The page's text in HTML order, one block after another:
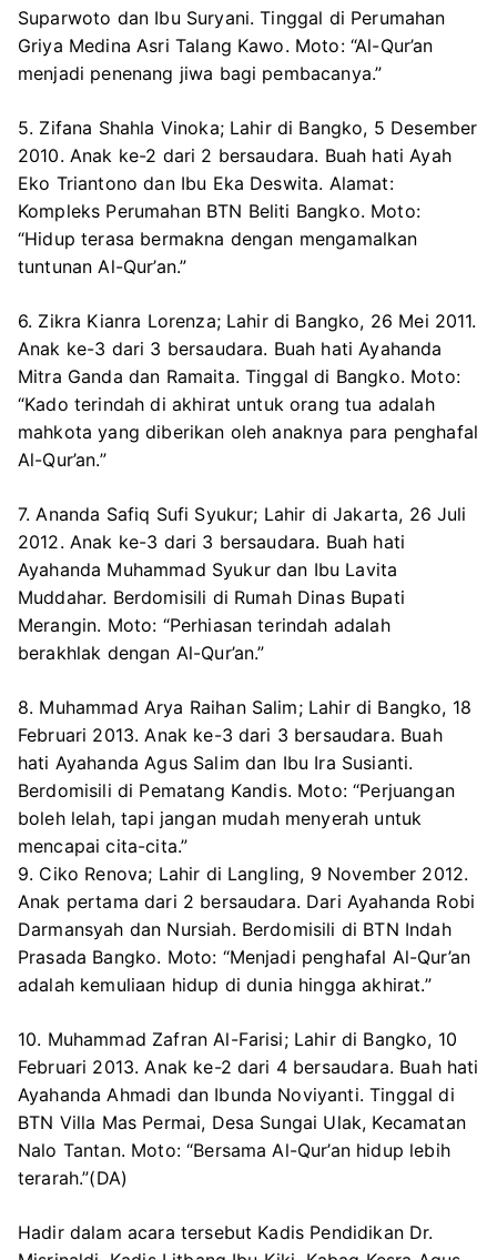
Suparwoto dan Ibu Suryani. Tinggal di Perumahan
Griya Medina Asri Talang Kawo. Moto: “Al-Qur’an
menjadi penenang jiwa bagi pembacanya.”
5. Zifana Shahla Vinoka; Lahir di Bangko, 5 Desember
2010. Anak ke-2 dari 2 bersaudara. Buah hati Ayah
Eko Triantono dan Ibu Eka Deswita. Alamat:
Kompleks Perumahan BTN Beliti Bangko. Moto:
“Hidup terasa bermakna dengan mengamalkan
tuntunan Al-Qur’an.”
6. Zikra Kianra Lorenza; Lahir di Bangko, 26 Mei 2011.
Anak ke-3 dari 3 bersaudara. Buah hati Ayahanda
Mitra Ganda dan Ramaita. Tinggal di Bangko. Moto:
“Kado terindah di akhirat untuk orang tua adalah
mahkota yang diberikan oleh anaknya para penghafal
Al-Qur’an.”
7. Ananda Safiq Sufi Syukur; Lahir di Jakarta, 26 Juli
2012. Anak ke-3 dari 3 bersaudara. Buah hati
Ayahanda Muhammad Syukur dan Ibu Lavita
Muddahar. Berdomisili di Rumah Dinas Bupati
Merangin. Moto: “Perhiasan terindah adalah
berakhlak dengan Al-Qur’an.”
8. Muhammad Arya Raihan Salim; Lahir di Bangko, 18
Februari 2013. Anak ke-3 dari 3 bersaudara. Buah
hati Ayahanda Agus Salim dan Ibu Ira Susianti.
Berdomisili di Pematang Kandis. Moto: “Perjuangan
boleh lelah, tapi jangan mudah menyerah untuk
mencapai cita-cita.”
9. Ciko Renova; Lahir di Langling, 9 November 2012.
Anak pertama dari 2 bersaudara. Dari Ayahanda Robi
Darmansyah dan Nursiah. Berdomisili di BTN Indah
Prasada Bangko. Moto: “Menjadi penghafal Al-Qur’an
adalah kemuliaan hidup di dunia hingga akhirat.”
10. Muhammad Zafran Al-Farisi; Lahir di Bangko, 10
Februari 2013. Anak ke-2 dari 4 bersaudara. Buah hati
Ayahanda Ahmadi dan Ibunda Noviyanti. Tinggal di
BTN Villa Mas Permai, Desa Sungai Ulak, Kecamatan
Nalo Tantan. Moto: “Bersama Al-Qur’an hidup lebih
terarah.”(DA)
Hadir dalam acara tersebut Kadis Pendidikan Dr.